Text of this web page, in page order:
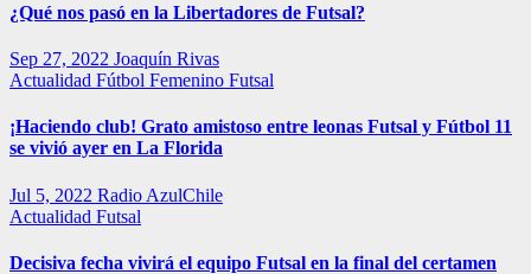
¿Qué nos pasó en la Libertadores de Futsal?
Sep 27, 2022 Joaquín Rivas
Actualidad Fútbol Femenino Futsal
¡Haciendo club! Grato amistoso entre leonas Futsal y Fútbol 11
se vivió ayer en La Florida
Jul 5, 2022 Radio AzulChile
Actualidad Futsal
Decisiva fecha vivirá el equipo Futsal en la final del certamen